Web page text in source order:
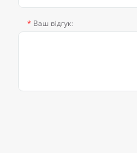
Ваш відгук: